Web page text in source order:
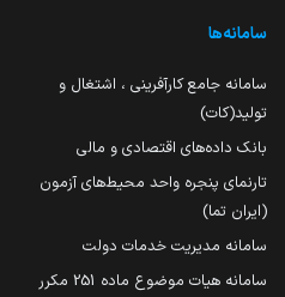
سامانه‌ها
سامانه جامع کارآفرینی ، اشتغال و
تولید(کات)
بانک داده‌های اقتصادی و مالی
تارنمای پنجره واحد محیط‌های آزمون
(ایران تما)
سامانه مدیریت خدمات دولت
سامانه هیات موضوع ماده 251 مکرر